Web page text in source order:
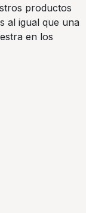
productos
al igual que una
en los